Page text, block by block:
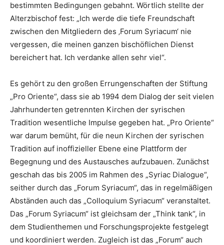
bestimmten Bedingungen gebahnt. Wörtlich stellte der
Alterzbischof fest: „Ich werde die tiefe Freundschaft
zwischen den Mitgliedern des ‚Forum Syriacum‘ nie
vergessen, die meinen ganzen bischöflichen Dienst
bereichert hat. Ich verdanke allen sehr viel“.
Es gehört zu den großen Errungenschaften der Stiftung
„Pro Oriente“, dass sie ab 1994 dem Dialog der seit vielen
Jahrhunderten getrennten Kirchen der syrischen
Tradition wesentliche Impulse gegeben hat. „Pro Oriente“
war darum bemüht, für die neun Kirchen der syrischen
Tradition auf inoffizieller Ebene eine Plattform der
Begegnung und des Austausches aufzubauen. Zunächst
geschah das bis 2005 im Rahmen des „Syriac Dialogue“,
seither durch das „Forum Syriacum“, das in regelmäßigen
Abständen auch das „Colloquium Syriacum“ veranstaltet.
Das „Forum Syriacum“ ist gleichsam der „Think tank“, in
dem Studienthemen und Forschungsprojekte festgelegt
und koordiniert werden. Zugleich ist das „Forum“ auch